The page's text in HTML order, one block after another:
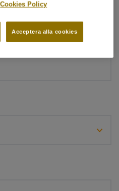
Cookies Policy
Acceptera alla cookies